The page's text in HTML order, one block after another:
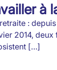
à
:
2014,
[…]